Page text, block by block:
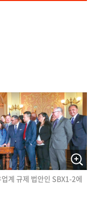
계 규제 법안인 SBX1-2에